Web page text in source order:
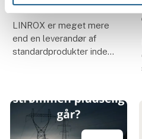
LINROX er meget mere
end en leverandør af
standardprodukter inden
erfaring i industrien har vi
været involveret i et utal
af applikationer på tværs